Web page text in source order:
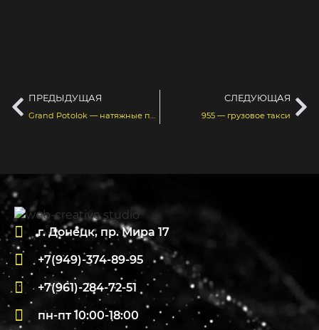
ПРЕДЫДУЩАЯ СЛЕДУЮЩАЯ
955 — грузовое такси
г. Донецк, пр. Мира 17
+7(949)-374-89-95
+7(961)-284-72-51
пн-пт 10:00-18:00